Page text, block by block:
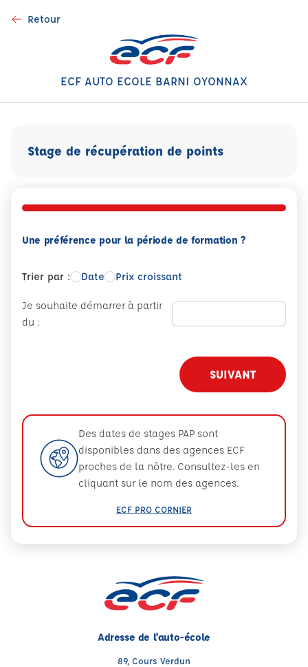
Retour
ECF AUTO ECOLE BARNI OYONNAX
Une préférence pour la période de formation ?
Trier par : Date Prix croissant
Je souhaite démarrer à partir
du :
SUIVANT
Des dates de stages PAP sont
disponibles dans des agences ECF
proches de la nôtre. Consultez-les en
cliquant sur le nom des agences.
ECF PRO CORNIER
Stage de récupération de points
Adresse de l'auto-école
89, Cours Verdun